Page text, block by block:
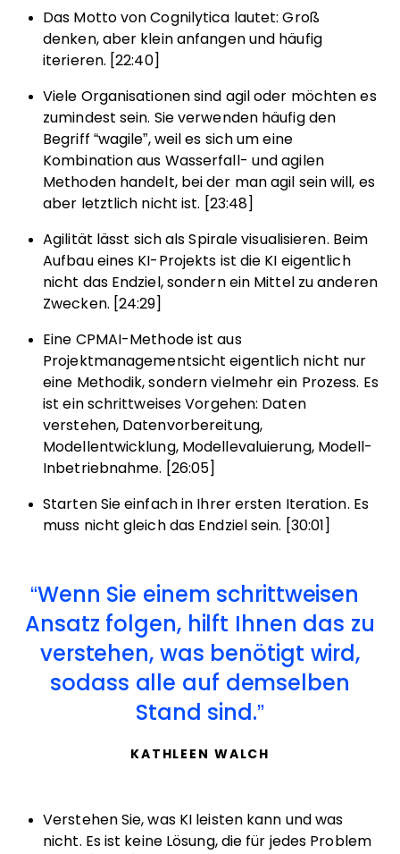
Das Motto von Cognilytica lautet: Groß
denken, aber klein anfangen und häufig
iterieren. [22:40]
Viele Organisationen sind agil oder möchten es
zumindest sein. Sie verwenden häufig den
Begriff “wagile”, weil es sich um eine
Kombination aus Wasserfall- und agilen
Methoden handelt, bei der man agil sein will, es
aber letztlich nicht ist. [23:48]
Agilität lässt sich als Spirale visualisieren. Beim
Aufbau eines KI-Projekts ist die KI eigentlich
nicht das Endziel, sondern ein Mittel zu anderen
Zwecken. [24:29]
Eine CPMAI-Methode ist aus
Projektmanagementsicht eigentlich nicht nur
eine Methodik, sondern vielmehr ein Prozess. Es
ist ein schrittweises Vorgehen: Daten
verstehen, Datenvorbereitung,
Modellentwicklung, Modellevaluierung, Modell-
Inbetriebnahme. [26:05]
Starten Sie einfach in Ihrer ersten Iteration. Es
muss nicht gleich das Endziel sein. [30:01]
Wenn Sie einem schrittweisen
Ansatz folgen, hilft Ihnen das zu
verstehen, was benötigt wird,
sodass alle auf demselben
Stand sind.
KATHLEEN WALCH
Verstehen Sie, was KI leisten kann und was
nicht. Es ist keine Lösung, die für jedes Problem